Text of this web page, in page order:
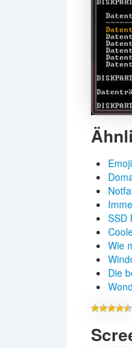
SSD
Wie
Die